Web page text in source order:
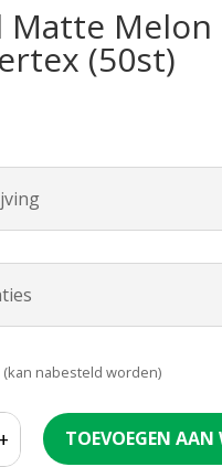
Matte Melon
(50st)
nabesteld worden)
+ TOEVOEGEN AAN